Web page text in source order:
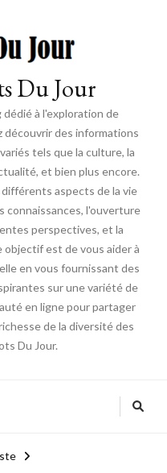
Du Jour
à l'exploration de
des informations
tels que la culture, la
et bien plus encore.
aspects de la vie
connaissances, l'ouverture
perspectives, et la
est de vous aider à
en vous fournissant des
sur une variété de
en ligne pour partager
de la diversité des
Du Jour.